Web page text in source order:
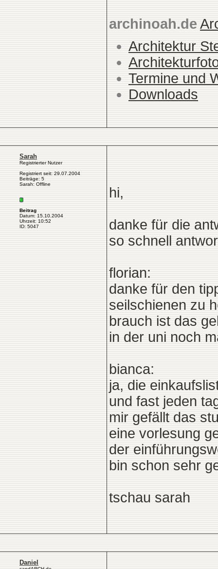
archinoah.de
Architektur
Termine und
Downloads
Sarah
Registrierter Nutzer
Registriert seit: 29.07.2004
Beiträge: 5
Sarah: Offline
Beitrag
Datum: 15.10.2004
Uhrzeit: 10:52
ID: 5047
hi,
danke für die
so schnell
florian:
danke für den
seilschienen zu
brauch ist das
in der uni noch
bianca:
ja, die
und fast jeden
mir gefällt das
eine vorlesung
der
bin schon sehr
tschau sarah
Daniel